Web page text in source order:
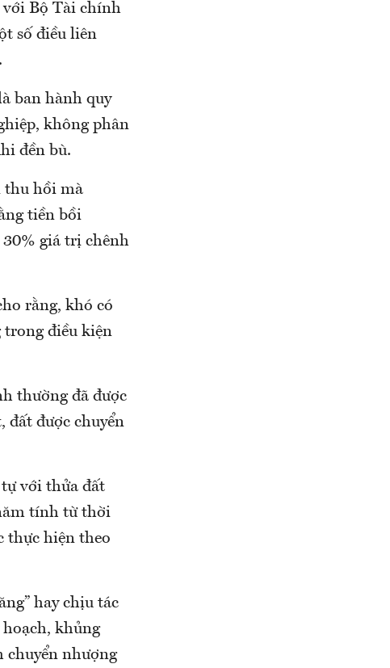
với Bộ Tài chính
số điều liên
ban hành quy
không phân
đền bù.
thu hồi mà
tiền bồi
giá trị chênh
rằng, khó có
trong điều kiện
thường đã được
đất được chuyển
với thửa đất
tính từ thời
thực hiện theo
hay chịu tác
khủng
chuyển nhượng